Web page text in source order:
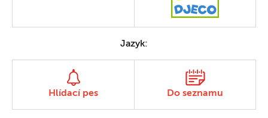
Jazyk:
Hlídací pes Do seznamu